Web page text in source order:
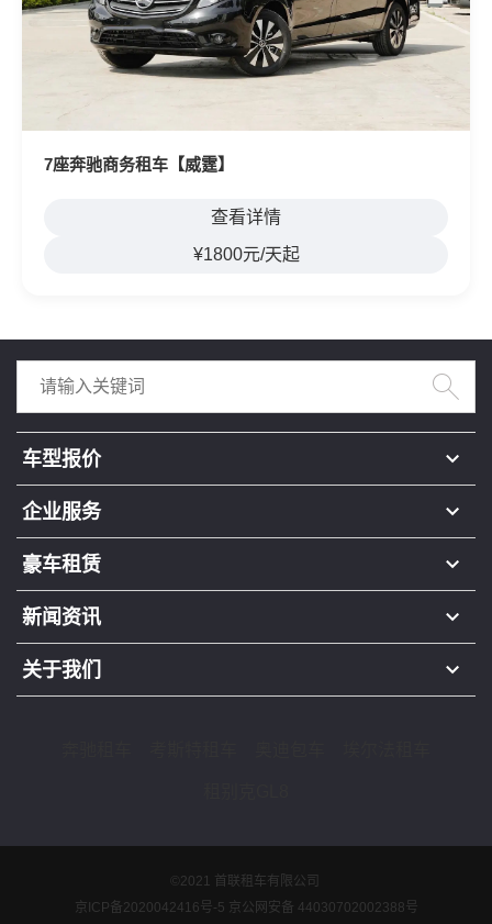
7座奔驰商务租车【威霆】
查看详情
¥1800元/天起
车型报价
企业服务
豪车租赁
新闻资讯
关于我们
©2021 首联租车有限公司
京ICP备2020042416号-5 京公网安备 44030702002388号